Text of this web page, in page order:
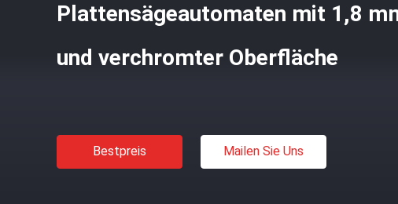
Plattensägeautomaten mit 1,8
und verchromter Oberfläche
Bestpreis Mailen Sie Uns